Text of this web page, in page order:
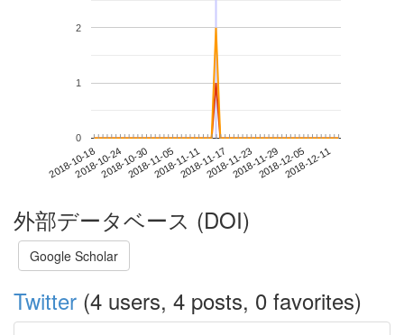
2018-10-182018-10-242018-10-302018-11-052018-11-112018-11-172018-11-232018-11-292018-12-052018-12-11
0
1
2
外部データベース (DOI)
Google Scholar
Twitter (4 users, 4 posts, 0 favorites)